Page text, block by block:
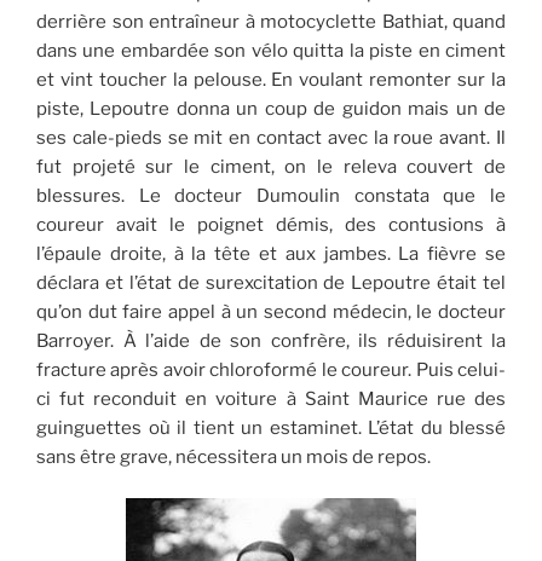
derrière son entraîneur à motocyclette Bathiat, quand
dans une embardée son vélo quitta la piste en ciment
et vint toucher la pelouse. En voulant remonter sur la
piste, Lepoutre donna un coup de guidon mais un de
ses cale-pieds se mit en contact avec la roue avant. Il
fut projeté sur le ciment, on le releva couvert de
blessures. Le docteur Dumoulin constata que le
coureur avait le poignet démis, des contusions à
l’épaule droite, à la tête et aux jambes. La fièvre se
déclara et l’état de surexcitation de Lepoutre était tel
qu’on dut faire appel à un second médecin, le docteur
Barroyer. À l’aide de son confrère, ils réduisirent la
fracture après avoir chloroformé le coureur. Puis celui-
ci fut reconduit en voiture à Saint Maurice rue des
guinguettes où il tient un estaminet. L’état du blessé
sans être grave, nécessitera un mois de repos.